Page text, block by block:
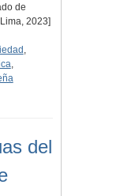
de
2023]
,
,
del